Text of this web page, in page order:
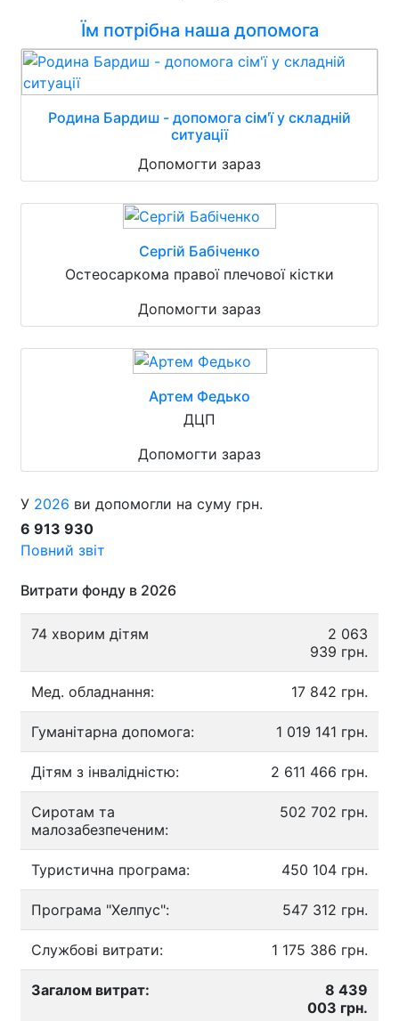
Їм потрібна наша допомога
Родина Бардиш - допомога сім'ї у складній
ситуації
Допомогти зараз
Сергій Бабіченко
Остеосаркома правої плечової кістки
Допомогти зараз
Артем Федько
ДЦП
Допомогти зараз
У 2026 ви допомогли на суму грн.
6 913 930
Повний звіт
Витрати фонду в 2026
74 хворим дітям
2 063
939 грн.
Мед. обладнання: 17 842 грн.
Гуманітарна допомога: 1 019 141 грн.
Дітям з інвалідністю: 2 611 466 грн.
Сиротам та
малозабезпеченим:
502 702 грн.
Туристична програма: 450 104 грн.
Програма "Хелпус": 547 312 грн.
Службові витрати: 1 175 386 грн.
Загалом витрат:
8 439
003 грн.